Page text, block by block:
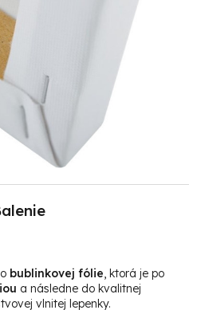
bublinkovej fólie, ktorá je po
a následne do kvalitnej
vlnitej lepenky.